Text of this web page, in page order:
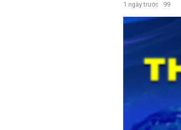
1 ngày trước 99